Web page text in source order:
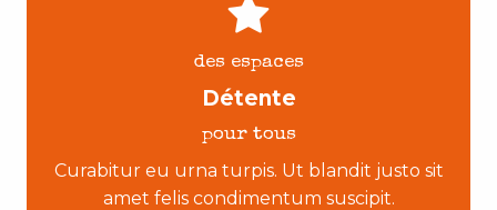
des espaces
Détente
pour tous
Curabitur eu urna turpis. Ut blandit justo sit
amet felis condimentum suscipit.